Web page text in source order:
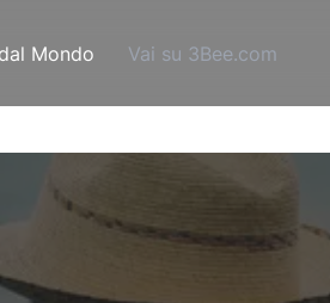
Mondo Vai su 3Bee.com